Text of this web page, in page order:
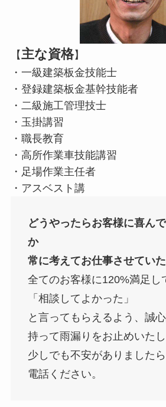
【 主な資格】
・一級建築板金技能士
・登録建築板金基幹技能者
・二級施工管理技士
・玉掛講習
・職長教育
・高所作業車技能講習
・足場作業主任者
・アスベスト講
どうやったらお客様に喜ん
か
常に考えてお仕事させていた
全てのお客様に120%満足し
「相談してよかった」
と言ってもらえるよう、誠
持って雨漏りをお止めいたし
少しでも不安がありました
電話ください。